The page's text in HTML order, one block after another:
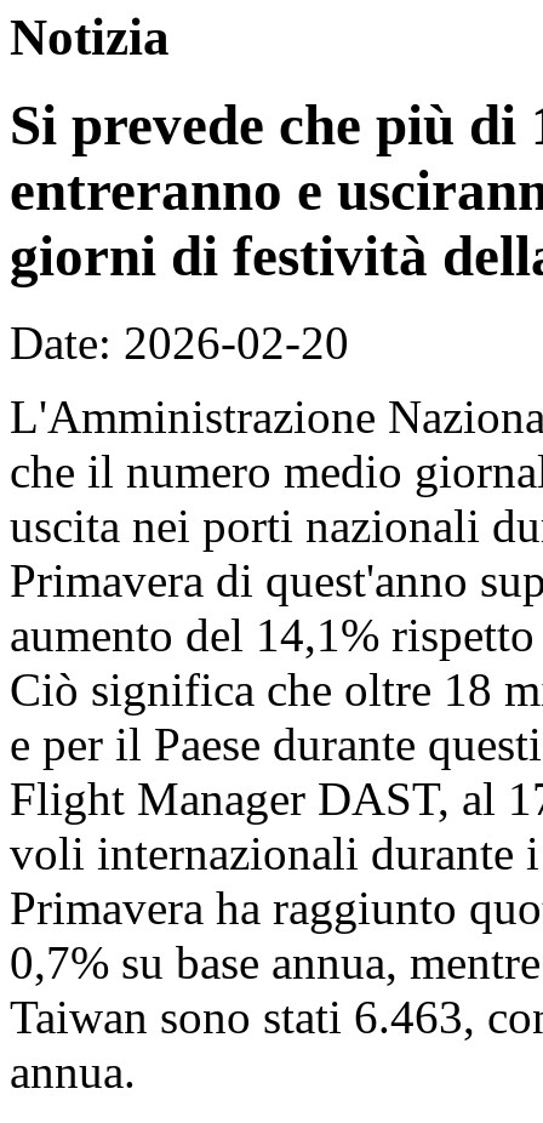
Notizia
Si prevede che più
entreranno e
giorni di festività
Date: 2026-02-20
L'Amministrazione
che il numero medio
uscita nei porti nazionali
Primavera di quest'anno
aumento del 14,1%
Ciò significa che oltre 18
e per il Paese durante
Flight Manager DAST, al
voli internazionali durante
Primavera ha raggiunto
0,7% su base annua,
Taiwan sono stati 6.463,
annua.